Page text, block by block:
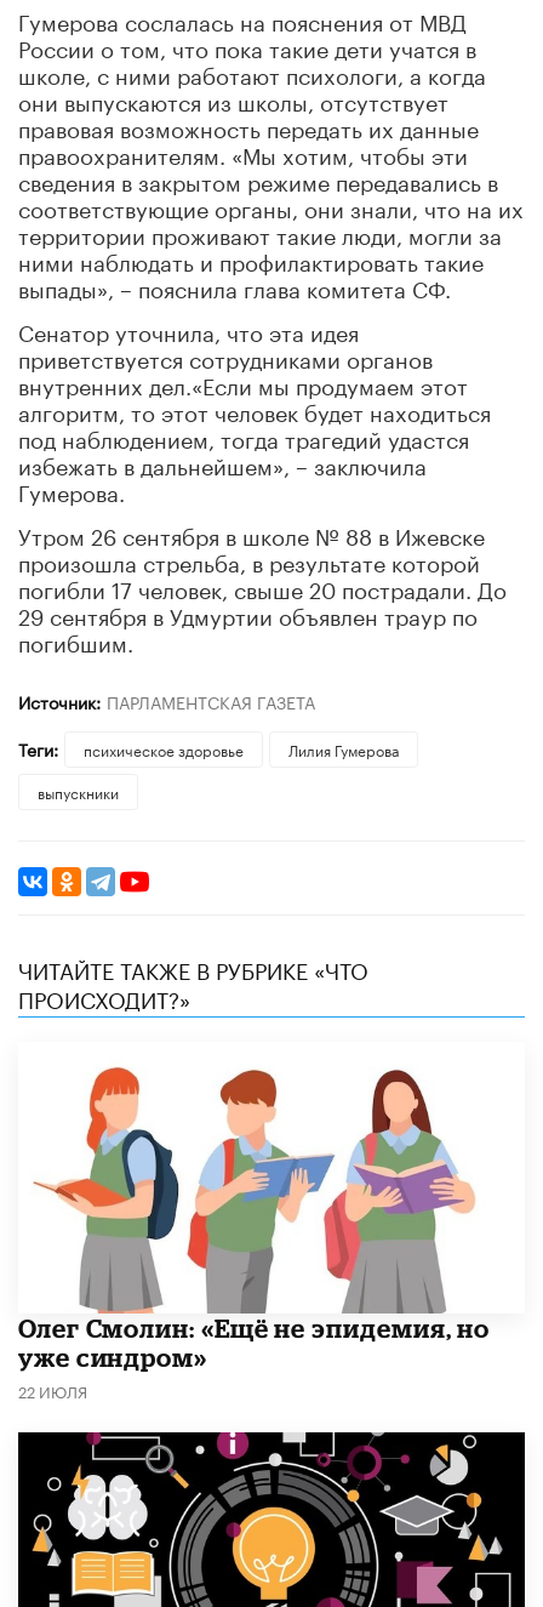
Гумерова сослалась на пояснения от МВД
России о том, что пока такие дети учатся в
школе, с ними работают психологи, а когда
они выпускаются из школы, отсутствует
правовая возможность передать их данные
правоохранителям. «Мы хотим, чтобы эти
сведения в закрытом режиме передавались в
соответствующие органы, они знали, что на их
территории проживают такие люди, могли за
ними наблюдать и профилактировать такие
выпады», – пояснила глава комитета СФ.
Сенатор уточнила, что эта идея
приветствуется сотрудниками органов
внутренних дел.«Если мы продумаем этот
алгоритм, то этот человек будет находиться
под наблюдением, тогда трагедий удастся
избежать в дальнейшем», – заключила
Гумерова.
Утром 26 сентября в школе № 88 в Ижевске
произошла стрельба, в результате которой
погибли 17 человек, свыше 20 пострадали. До
29 сентября в Удмуртии объявлен траур по
погибшим.
Источник: ПАРЛАМЕНТСКАЯ ГАЗЕТА
Теги:
психическое здоровье
Лилия Гумерова
выпускники
ЧИТАЙТЕ ТАКЖЕ В РУБРИКЕ «ЧТО
ПРОИСХОДИТ?»
​Олег Смолин: «Ещё не эпидемия, но
уже синдром»
22 ИЮЛЯ